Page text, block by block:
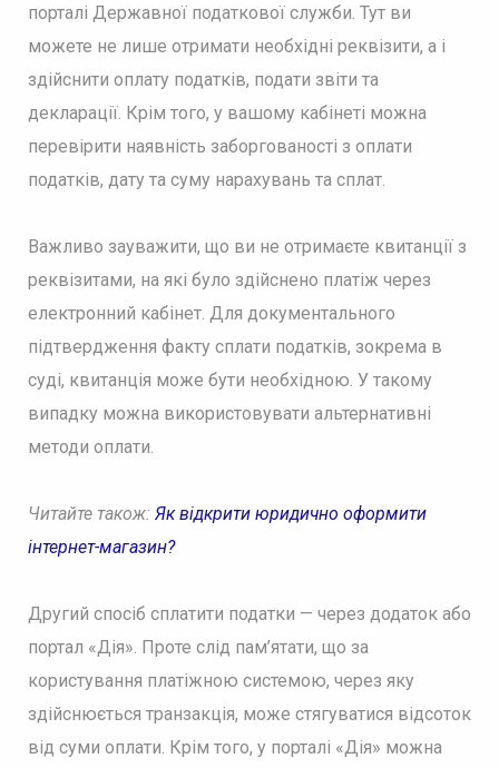
порталі Державної податкової служби. Тут ви
можете не лише отримати необхідні реквізити, а і
здійснити оплату податків, подати звіти та
декларації. Крім того, у вашому кабінеті можна
перевірити наявність заборгованості з оплати
податків, дату та суму нарахувань та сплат.
Важливо зауважити, що ви не отримаєте квитанції з
реквізитами, на які було здійснено платіж через
електронний кабінет. Для документального
підтвердження факту сплати податків, зокрема в
суді, квитанція може бути необхідною. У такому
випадку можна використовувати альтернативні
методи оплати.
Читайте також: Як відкрити юридично оформити
інтернет-магазин?
Другий спосіб сплатити податки — через додаток або
портал «Дія». Проте слід пам’ятати, що за
користування платіжною системою, через яку
здійснюється транзакція, може стягуватися відсоток
від суми оплати. Крім того, у порталі «Дія» можна